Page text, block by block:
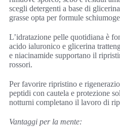
scegli detergenti a base di
grasse opta per formule
L’idratazione pelle quotidiana è
acido ialuronico e glicerina
e niacinamide supportano il
rossori.
Per favorire ripristino e
peptidi con cautela e protezione
notturni completano il lavoro di
Vantaggi per la mente: